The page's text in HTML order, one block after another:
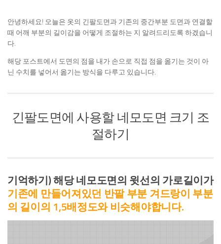
안녕하세요! 오늘은 옷의 긴팔도면과 기존의 중간부분 도면과 연결할
때 어깨 부분의 길이감을 어떻게 조절하는 지 알려드리도록 하겠습니
다.
해당 포스트에서 도면의 점을 내가 손으로 직접 점을 옮기는 것이 아
닌 수치를 넣어서 옮기는 방식을 다루고 있습니다.
긴팔도면에 사용할 네모도면 크기 조
절하기
기억하기) 해당 네모도면의 윗선의 가로길이가
기존에 만들어져있던 반팔 부분 겨드랑이 부분
의 길이의 1,5배정도와 비슷해야합니다.